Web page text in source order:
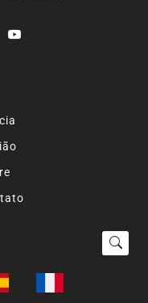
entendemos que